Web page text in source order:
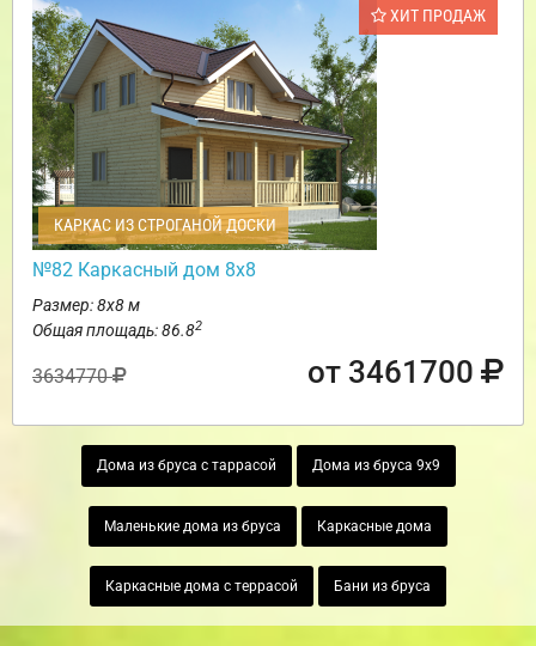
ХИТ ПРОДАЖ
КАРКАС ИЗ СТРОГАНОЙ ДОСКИ
№82 Каркасный дом 8х8
Размер: 8х8 м
Общая площадь: 86.82
3634770 от 3461700
Дома из бруса с таррасой Дома из бруса 9х9
Маленькие дома из бруса Каркасные дома
Каркасные дома с террасой Бани из бруса